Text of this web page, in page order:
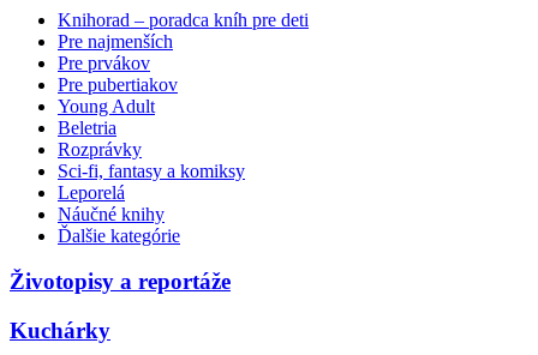
Knihorad – poradca kníh pre deti
Pre najmenších
Pre prvákov
Pre pubertiakov
Young Adult
Beletria
Rozprávky
Sci-fi, fantasy a komiksy
Leporelá
Náučné knihy
Ďalšie kategórie
Životopisy a reportáže
Kuchárky